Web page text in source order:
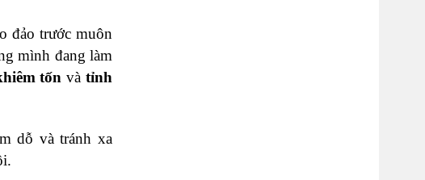
đảo trước muôn
mình đang làm
tốn vàtỉnh
dỗ và tránh xa